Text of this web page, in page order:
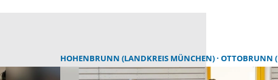
HOHENBRUNN (LANDKREIS MÜNCHEN) OTTOBRUNN